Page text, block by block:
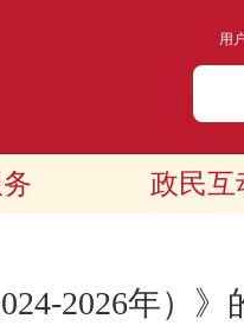
用
政民互
2026年）》